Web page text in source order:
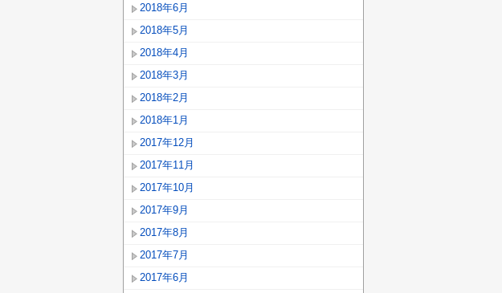
2018年6月
2018年5月
2018年4月
2018年3月
2018年2月
2018年1月
2017年12月
2017年11月
2017年10月
2017年9月
2017年8月
2017年7月
2017年6月